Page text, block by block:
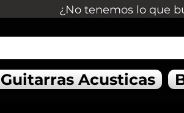
¿No tenemos lo que
Guitarras Acusticas